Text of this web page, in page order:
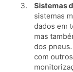
Sistemas
sistemas
dados em
mas
dos
com